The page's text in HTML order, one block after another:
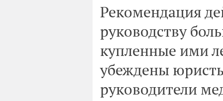
Рекомендация
руководству
купленные ими
убеждены
руководители